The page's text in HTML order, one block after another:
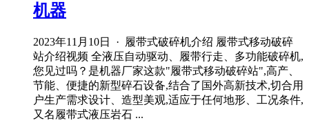
机器
2023年11月10日 · 履带式破碎机介绍 履带式移动破碎
站介绍视频 全液压自动驱动、履带行走、多功能破碎机,
您见过吗？是机器厂家这款"履带式移动破碎站",高产、
节能、便捷的新型碎石设备,结合了国外高新技术,切合用
户生产需求设计、造型美观,适应于任何地形、工况条件,
又名履带式液压岩石 ...